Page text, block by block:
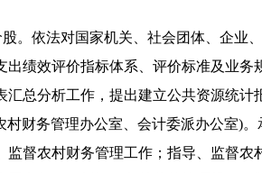
依法对国家机关、社会团体、企业、
出绩效评价指标体系、评价标准及业
汇总分析工作，提出建立公共资源统计
务管理办公室、会计委派办公室)。
监督农村财务管理工作；指导、监督